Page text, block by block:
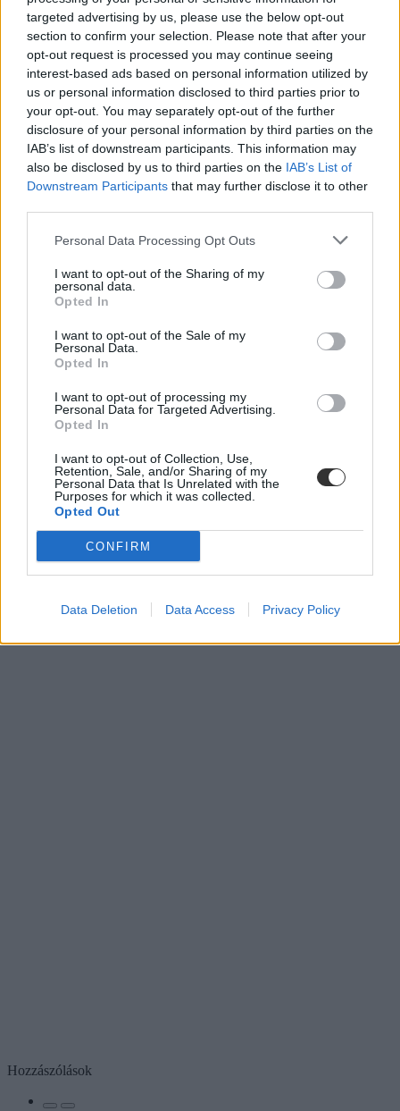
targeted advertising by us, please use the below opt-out
section to confirm your selection. Please note that after your
opt-out request is processed you may continue seeing
interest-based ads based on personal information utilized by
us or personal information disclosed to third parties prior to
your opt-out. You may separately opt-out of the further
disclosure of your personal information by third parties on the
IAB’s list of downstream participants. This information may
also be disclosed by us to third parties on the IAB’s List of
Downstream Participants that may further disclose it to other
Personal Data Processing Opt Outs
I want to opt-out of the Sharing of my
personal data.
Opted In
I want to opt-out of the Sale of my
Personal Data.
Opted In
I want to opt-out of processing my
Personal Data for Targeted Advertising.
Opted In
I want to opt-out of Collection, Use,
Retention, Sale, and/or Sharing of my
Personal Data that Is Unrelated with the
Purposes for which it was collected.
Opted Out
CONFIRM
Data Deletion Data Access Privacy Policy
kresz vizsga
jogosítványszerzés
Hozzászólások